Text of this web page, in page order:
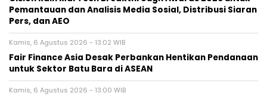
Pemantauan dan Analisis Media Sosial, Distribusi Siaran
Pers, dan AEO
Kamis, 6 Agustus 2026 - 13:02 WIB
Fair Finance Asia Desak Perbankan Hentikan Pendanaan
untuk Sektor Batu Bara di ASEAN
Kamis, 6 Agustus 2026 - 13:00 WIB